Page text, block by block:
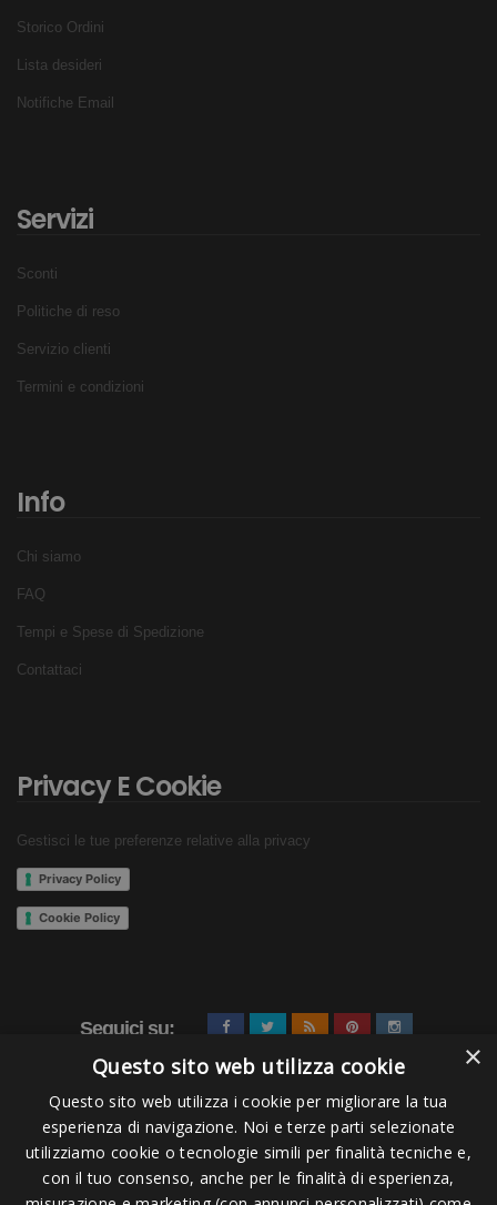
Storico Ordini
Lista desideri
Notifiche Email
Servizi
Sconti
Politiche di reso
Servizio clienti
Termini e condizioni
Info
Chi siamo
FAQ
Tempi e Spese di Spedizione
Contattaci
Privacy E Cookie
Gestisci le tue preferenze relative alla privacy
Privacy Policy
Cookie Policy
Seguici su:
×
Questo sito web utilizza cookie
Questo sito web utilizza i cookie per migliorare la tua
esperienza di navigazione. Noi e terze parti selezionate
utilizziamo cookie o tecnologie simili per finalità tecniche e,
con il tuo consenso, anche per le finalità di esperienza,